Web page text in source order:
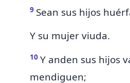
9 Sean sus hijos
Y su mujer viuda.
10 Y anden sus hijos
mendiguen;